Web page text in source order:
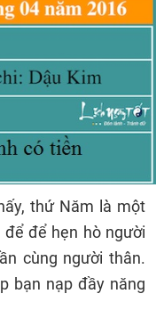
thứ Năm là một
để hẹn hò người
cùng người thân.
bạn nạp đầy năng